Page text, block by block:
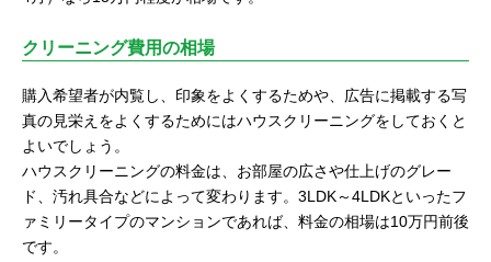
クリーニング費用の相場
購入希望者が内覧し、印象をよくするためや、広告に掲載する写
真の見栄えをよくするためにはハウスクリーニングをしておくと
よいでしょう。
ハウスクリーニングの料金は、お部屋の広さや仕上げのグレー
ド、汚れ具合などによって変わります。3LDK～4LDKといったフ
ァミリータイプのマンションであれば、料金の相場は10万円前後
です。